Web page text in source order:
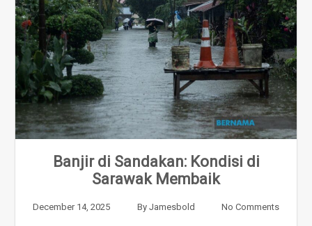
Banjir di Sandakan: Kondisi di
Sarawak Membaik
December 14, 2025 By Jamesbold No Comments